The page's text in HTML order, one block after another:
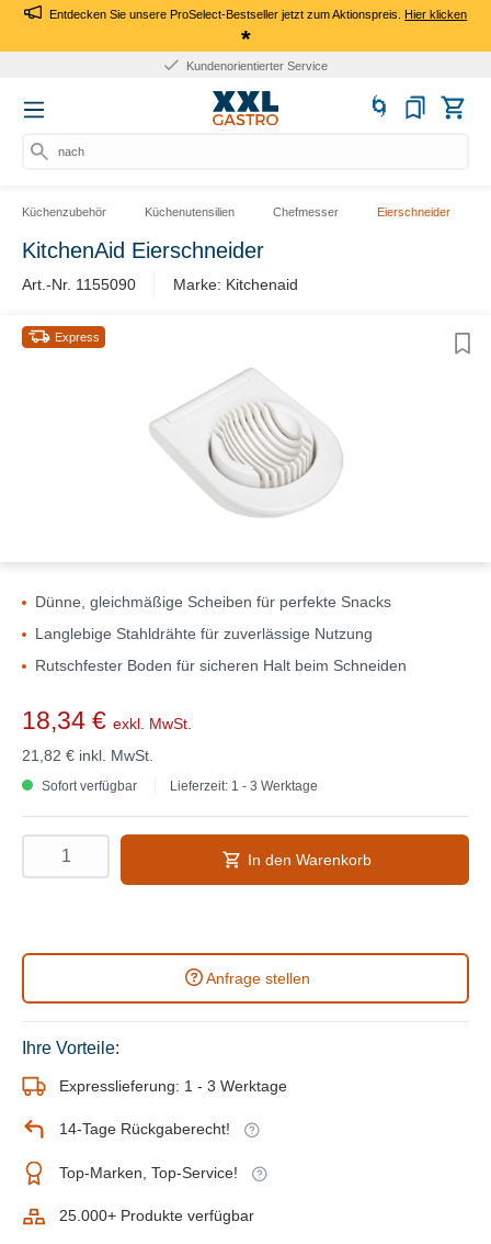
Entdecken Sie unsere ProSelect-Bestseller jetzt zum Aktionspreis.Hier klicken
*
Kundenorientierter Service
nach P
Küchenzubehör Küchenutensilien Chefmesser Eierschneider
KitchenAid Eierschneider
Art.-Nr. 1155090 Marke: Kitchenaid
Express
Dünne, gleichmäßige Scheiben für perfekte Snacks
Langlebige Stahldrähte für zuverlässige Nutzung
Rutschfester Boden für sicheren Halt beim Schneiden
18,34 € exkl. MwSt.
21,82 € inkl. MwSt.
Sofort verfügbar Lieferzeit: 1 - 3 Werktage
In den Warenkorb
Anfrage stellen
Ihre Vorteile:
Expresslieferung: 1 - 3 Werktage
14-Tage Rückgaberecht!
Top-Marken, Top-Service!
25.000+ Produkte verfügbar